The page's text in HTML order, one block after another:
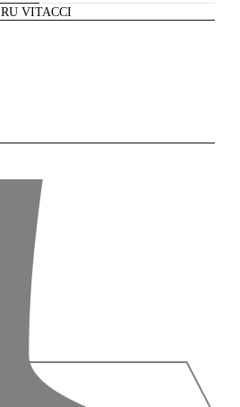
RU VITACCI